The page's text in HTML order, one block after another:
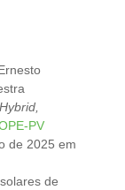
PV
de 2025 em
de